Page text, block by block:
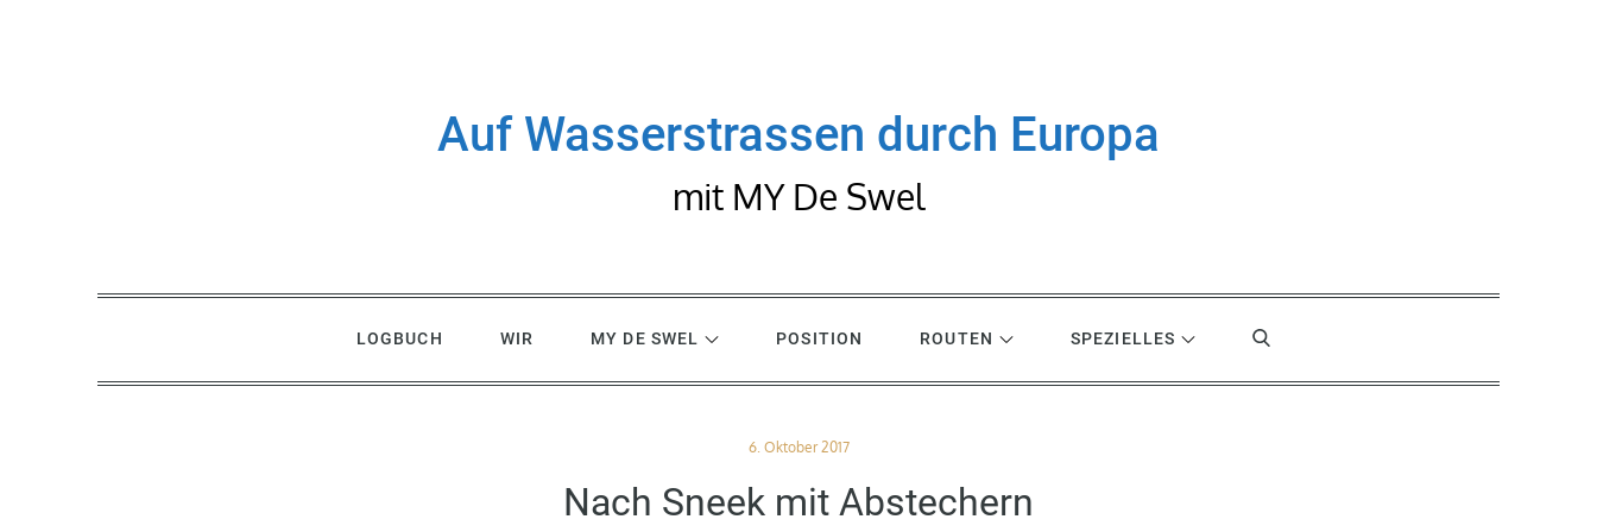
Auf Wasserstrassen durch Europa
mit MY De Swel
LOGBUCH WIR MY DE SWEL POSITION ROUTEN SPEZIELLES
Posted
6. Oktober 2017
Nach Sneek mit Abstechern